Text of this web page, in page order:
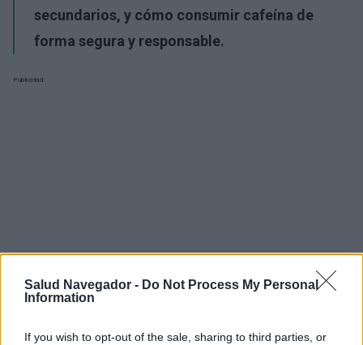
Salud Navegador - Do Not Process My Personal
Information
If you wish to opt-out of the sale, sharing to third parties, or
secundarios, y cómo consumir cafeína de
forma segura y responsable.
Publicidad: